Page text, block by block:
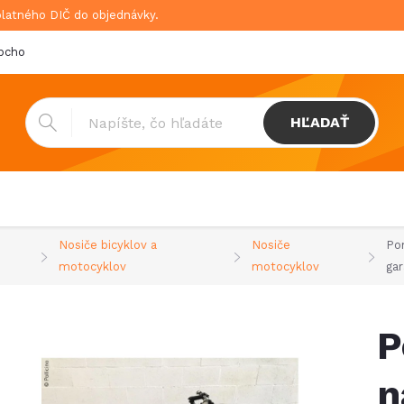
DIČ do objednávky.
podmienky
HĽADAŤ
Nosiče bicyklov a
motocyklov
Nosiče
motocyklov